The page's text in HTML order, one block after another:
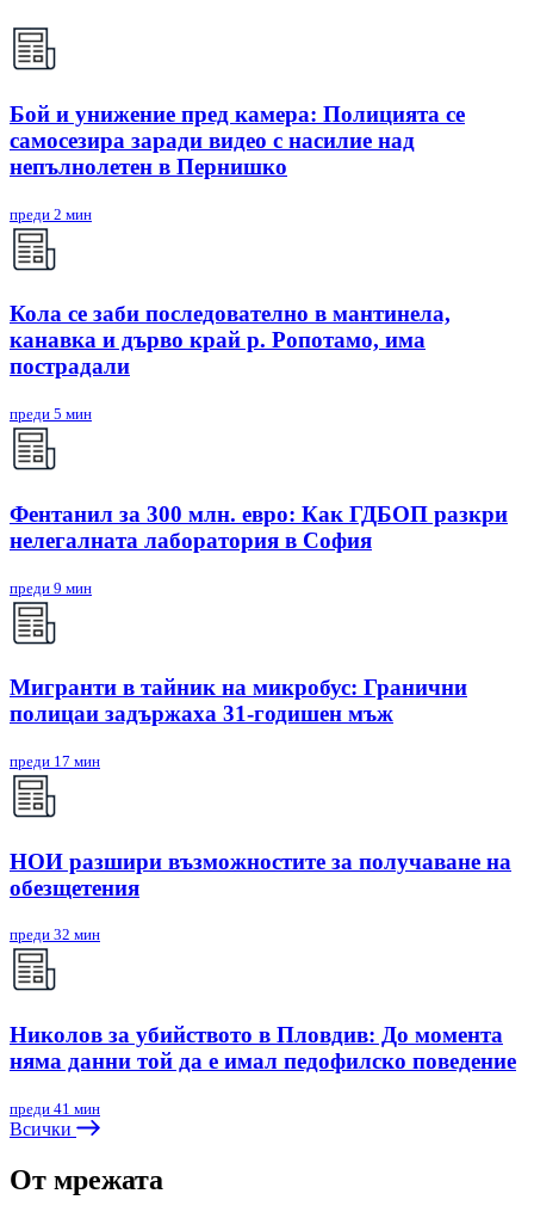
Бой и унижение пред камера: Полицията се
самосезира заради видео с насилие над
непълнолетен в Пернишко
преди 2 мин
Кола се заби последователно в мантинела,
канавка и дърво край р. Ропотамо, има
пострадали
преди 5 мин
Фентанил за 300 млн. евро: Как ГДБОП разкри
нелегалната лаборатория в София
преди 9 мин
Мигранти в тайник на микробус: Гранични
полицаи задържаха 31-годишен мъж
преди 17 мин
НОИ разшири възможностите за получаване на
обезщетения
преди 32 мин
Николов за убийството в Пловдив: До момента
няма данни той да е имал педофилско поведение
преди 41 мин
Всички
От мрежата